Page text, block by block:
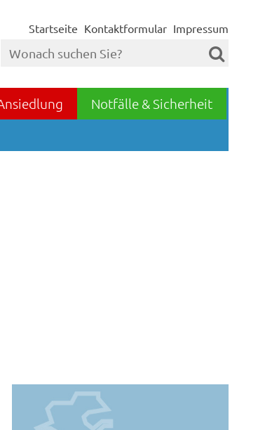
Startseite Kontaktformular Impressum
Notfälle & Sicherheit